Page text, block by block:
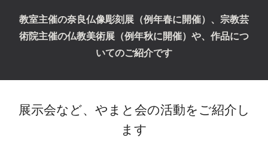
教室主催の奈良仏像彫刻展（例年春に開催）、宗教芸
術院主催の仏教美術展（例年秋に開催）や、作品につ
いてのご紹介です
展示会など、やまと会の活動をご紹介し
ます